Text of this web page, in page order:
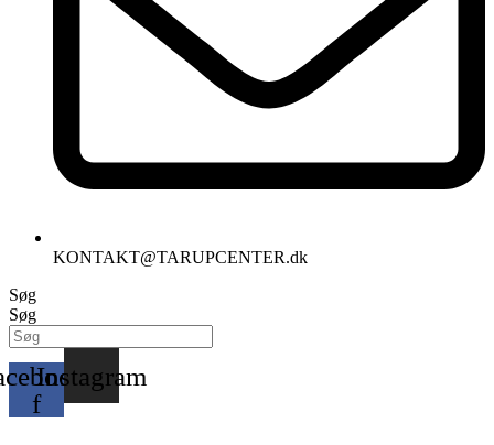
KONTAKT@TARUPCENTER.dk
Søg
Søg
f
Instagram